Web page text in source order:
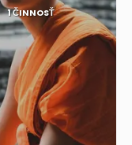
1 ČINNOSŤ